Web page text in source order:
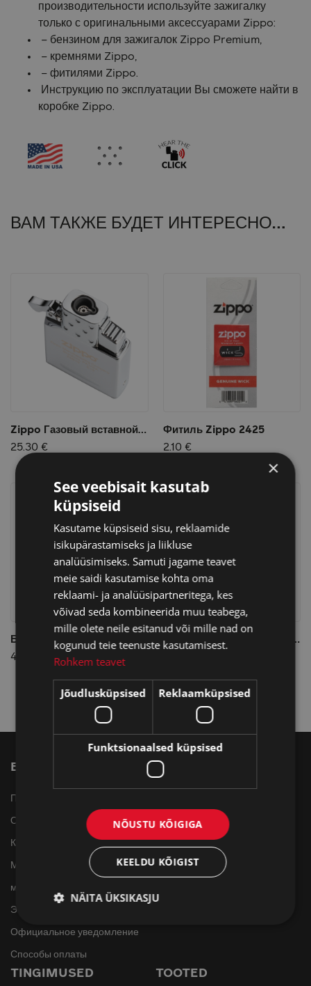
производительности используйте зажигалку
только с оригинальными аксессуарами Zippo:
– бензином для зажигалок Zippo Premium,
– кремнями Zippo,
– фитилями Zippo.
Инструкцию по эксплуатации Вы сможете найти в
коробке Zippo.
ВАМ ТАКЖЕ БУДЕТ ИНТЕРЕСНО…
Zippo Газовый вставной блок для широкой зажигалки - одинарное пламя
25.30 €
Фитиль Zippo 2425
2.10 €
Бензин Zippo 125ml
4.20 €
Harley-Davidson® Lighter Pouch
ETTEVÕTTEST
Помощь
О компании Zippo
Контакт
Мой профиль
магазины за пределами
Эстонии
Официальное уведомление
Способы оплаты
KLIENT
Помощь
Доставка/возврат
TINGIMUSED TOOTED
×
See veebisait kasutab
küpsiseid
Kasutame küpsiseid sisu, reklaamide
isikupärastamiseks ja liikluse
analüüsimiseks. Samuti jagame teavet
meie saidi kasutamise kohta oma
reklaami- ja analüüsipartneritega, kes
võivad seda kombineerida muu teabega,
mille olete neile esitanud või mille nad on
kogunud teie teenuste kasutamisest.
Rohkem teavet
Jõudlusküpsised Reklaamküpsised
Funktsionaalsed küpsised
NÕUSTU KÕIGIGA
KEELDU KÕIGIST
NÄITA ÜKSIKASJU